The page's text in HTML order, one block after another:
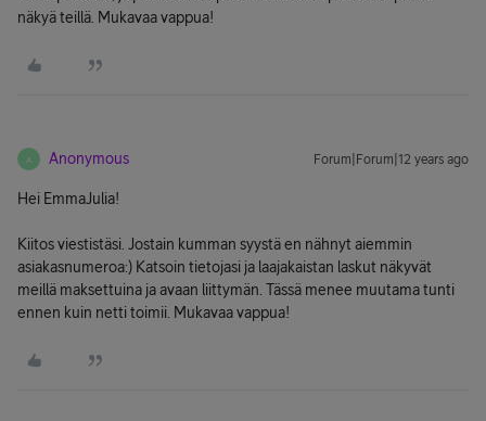
näkyä teillä. Mukavaa vappua!
A Anonymous Forum|Forum|12 years ago
Hei EmmaJulia!
Kiitos viestistäsi. Jostain kumman syystä en nähnyt aiemmin
asiakasnumeroa:) Katsoin tietojasi ja laajakaistan laskut näkyvät
meillä maksettuina ja avaan liittymän. Tässä menee muutama tunti
ennen kuin netti toimii. Mukavaa vappua!